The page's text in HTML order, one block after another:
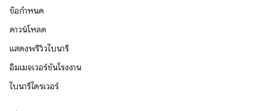
ข้อกำหนด
ดาวน์โหลด
แสดงพรีวิวไบนารี
อิมเมจเวอร์ชันโรงงาน
ไบนารีไดรเวอร์